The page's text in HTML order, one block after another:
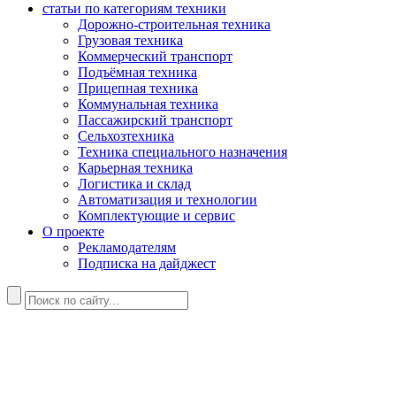
статьи по категориям техники
Дорожно-строительная техника
Грузовая техника
Коммерческий транспорт
Подъёмная техника
Прицепная техника
Коммунальная техника
Пассажирский транспорт
Сельхозтехника
Техника специального назначения
Карьерная техника
Логистика и склад
Автоматизация и технологии
Комплектующие и сервис
О проекте
Рекламодателям
Подписка на дайджест